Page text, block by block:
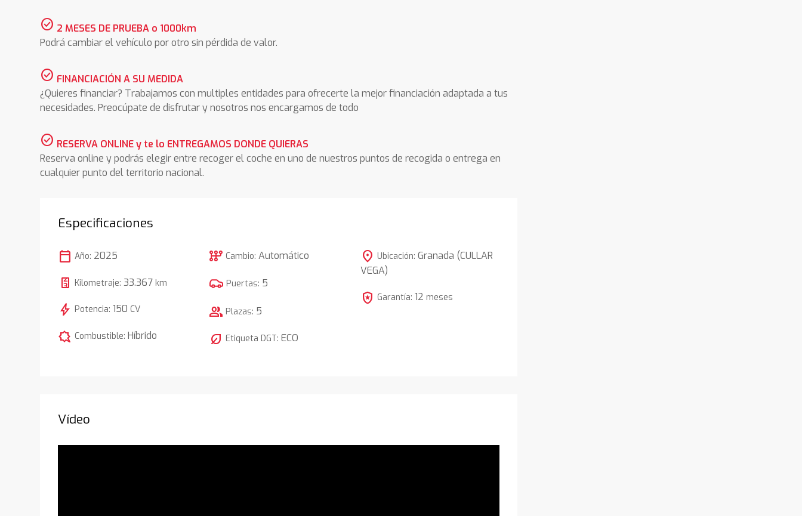
check_circle 2 MESES DE PRUEBA o 1000km
Podrá cambiar el vehículo por otro sin pérdida de valor.
check_circle FINANCIACIÓN A SU MEDIDA
¿Quieres financiar? Trabajamos con multiples entidades para ofrecerte la mejor financiación adaptada a tus
necesidades. Preocúpate de disfrutar y nosotros nos encargamos de todo
check_circle RESERVA ONLINE y te lo ENTREGAMOS DONDE QUIERAS
Reserva online y podrás elegir entre recoger el coche en uno de nuestros puntos de recogida o entrega en
cualquier punto del territorio nacional.
Especificaciones
calendar_today Año: 2025
Kilometraje:33.367 km
bolt Potencia:150 CV
comic_bubble Combustible:Híbrido
auto_transmission Cambio:Automático
Puertas: 5
group Plazas: 5
nest_eco_leaf Etiqueta DGT:ECO
location_on Ubicación: Granada (CULLAR
VEGA)
local_police Garantía: 12 meses
Vídeo